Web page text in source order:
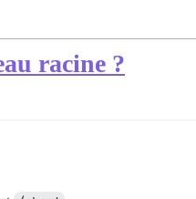
racine ?